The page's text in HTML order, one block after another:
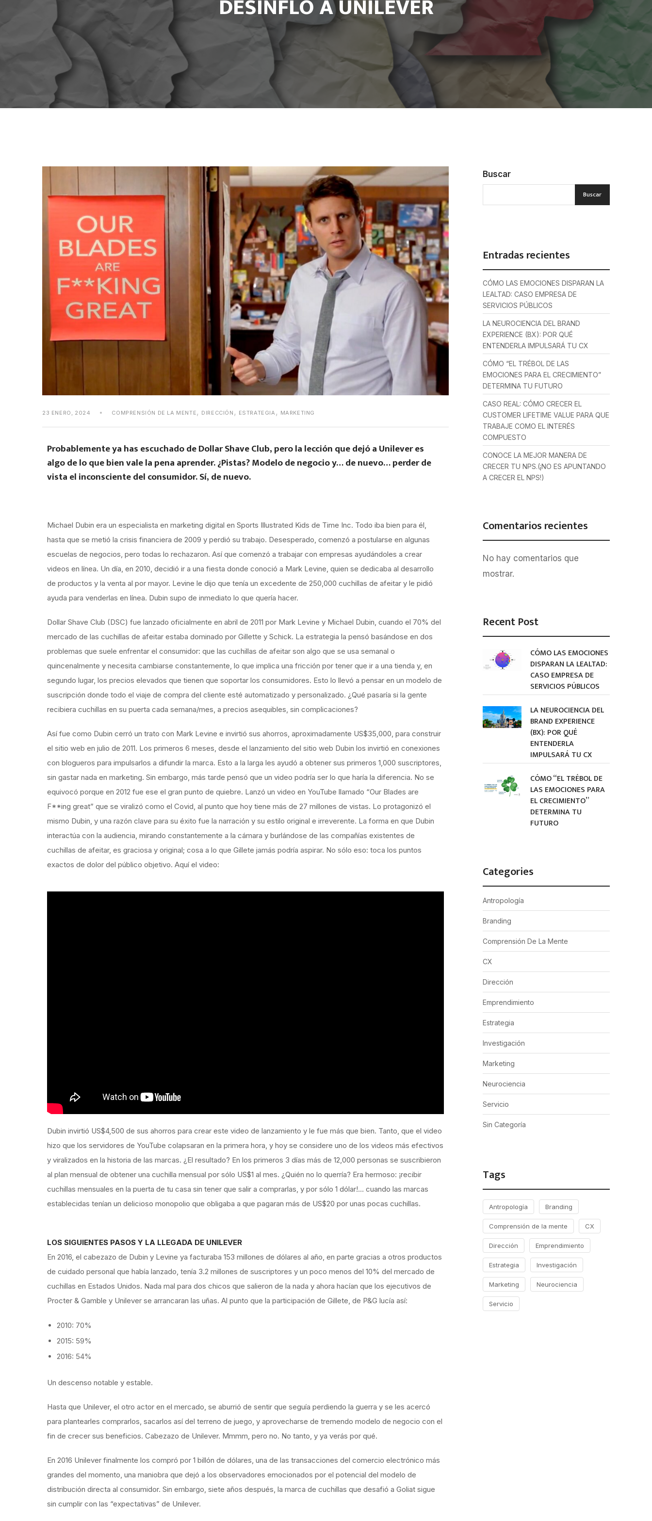
DESINFLÓ A UNILEVER
23 ENERO, 2024 COMPRENSIÓN DE LA MENTE , DIRECCIÓN , ESTRATEGIA , MARKETING
Probablemente ya has escuchado de Dollar Shave Club, pero la lección que dejó a Unilever es
algo de lo que bien vale la pena aprender. ¿Pistas? Modelo de negocio y… de nuevo… perder de
vista el inconsciente del consumidor. Sí, de nuevo.
Michael Dubin era un especialista en marketing digital en Sports Illustrated Kids de Time Inc. Todo iba bien para él,
hasta que se metió la crisis financiera de 2009 y perdió su trabajo. Desesperado, comenzó a postularse en algunas
escuelas de negocios, pero todas lo rechazaron. Así que comenzó a trabajar con empresas ayudándoles a crear
videos en línea. Un día, en 2010, decidió ir a una fiesta donde conoció a Mark Levine, quien se dedicaba al desarrollo
de productos y la venta al por mayor. Levine le dijo que tenía un excedente de 250,000 cuchillas de afeitar y le pidió
ayuda para venderlas en línea. Dubin supo de inmediato lo que quería hacer.
Dollar Shave Club (DSC) fue lanzado oficialmente en abril de 2011 por Mark Levine y Michael Dubin, cuando el 70% del
mercado de las cuchillas de afeitar estaba dominado por Gillette y Schick. La estrategia la pensó basándose en dos
problemas que suele enfrentar el consumidor: que las cuchillas de afeitar son algo que se usa semanal o
quincenalmente y necesita cambiarse constantemente, lo que implica una fricción por tener que ir a una tienda y, en
segundo lugar, los precios elevados que tienen que soportar los consumidores. Esto lo llevó a pensar en un modelo de
suscripción donde todo el viaje de compra del cliente esté automatizado y personalizado. ¿Qué pasaría si la gente
recibiera cuchillas en su puerta cada semana/mes, a precios asequibles, sin complicaciones?
Así fue como Dubin cerró un trato con Mark Levine e invirtió sus ahorros, aproximadamente US$35,000, para construir
el sitio web en julio de 2011. Los primeros 6 meses, desde el lanzamiento del sitio web Dubin los invirtió en conexiones
con blogueros para impulsarlos a difundir la marca. Esto a la larga les ayudó a obtener sus primeros 1,000 suscriptores,
sin gastar nada en marketing. Sin embargo, más tarde pensó que un video podría ser lo que haría la diferencia. No se
equivocó porque en 2012 fue ese el gran punto de quiebre. Lanzó un video en YouTube llamado “Our Blades are
F**ing great” que se viralizó como el Covid, al punto que hoy tiene más de 27 millones de vistas. Lo protagonizó el
mismo Dubin, y una razón clave para su éxito fue la narración y su estilo original e irreverente. La forma en que Dubin
interactúa con la audiencia, mirando constantemente a la cámara y burlándose de las compañías existentes de
cuchillas de afeitar, es graciosa y original; cosa a lo que Gillete jamás podría aspirar. No sólo eso: toca los puntos
exactos de dolor del público objetivo. Aquí el video:
Dubin invirtió US$4,500 de sus ahorros para crear este video de lanzamiento y le fue más que bien. Tanto, que el video
hizo que los servidores de YouTube colapsaran en la primera hora, y hoy se considere uno de los videos más efectivos
y viralizados en la historia de las marcas. ¿El resultado? En los primeros 3 días más de 12,000 personas se suscribieron
al plan mensual de obtener una cuchilla mensual por sólo US$1 al mes. ¿Quién no lo querría? Era hermoso: ¡recibir
cuchillas mensuales en la puerta de tu casa sin tener que salir a comprarlas, y por sólo 1 dólar!… cuando las marcas
establecidas tenían un delicioso monopolio que obligaba a que pagaran más de US$20 por unas pocas cuchillas.
LOS SIGUIENTES PASOS Y LA LLEGADA DE UNILEVER
En 2016, el cabezazo de Dubin y Levine ya facturaba 153 millones de dólares al año, en parte gracias a otros productos
de cuidado personal que había lanzado, tenía 3.2 millones de suscriptores y un poco menos del 10% del mercado de
cuchillas en Estados Unidos. Nada mal para dos chicos que salieron de la nada y ahora hacían que los ejecutivos de
Procter & Gamble y Unilever se arrancaran las uñas. Al punto que la participación de Gillete, de P&G lucía así:
2010: 70%
2015: 59%
2016: 54%
Un descenso notable y estable.
Hasta que Unilever, el otro actor en el mercado, se aburrió de sentir que seguía perdiendo la guerra y se les acercó
para plantearles comprarlos, sacarlos así del terreno de juego, y aprovecharse de tremendo modelo de negocio con el
fin de crecer sus beneficios. Cabezazo de Unilever. Mmmm, pero no. No tanto, y ya verás por qué.
En 2016 Unilever finalmente los compró por 1 billón de dólares, una de las transacciones del comercio electrónico más
grandes del momento, una maniobra que dejó a los observadores emocionados por el potencial del modelo de
distribución directa al consumidor. Sin embargo, siete años después, la marca de cuchillas que desafió a Goliat sigue
sin cumplir con las “expectativas” de Unilever.
Buscar
Buscar
Entradas recientes
CÓMO LAS EMOCIONES DISPARAN LA
LEALTAD: CASO EMPRESA DE
SERVICIOS PÚBLICOS
LA NEUROCIENCIA DEL BRAND
EXPERIENCE (BX): POR QUÉ
ENTENDERLA IMPULSARÁ TU CX
CÓMO “EL TRÉBOL DE LAS
EMOCIONES PARA EL CRECIMIENTO”
DETERMINA TU FUTURO
CASO REAL: CÓMO CRECER EL
CUSTOMER LIFETIME VALUE PARA QUE
TRABAJE COMO EL INTERÉS
COMPUESTO
CONOCE LA MEJOR MANERA DE
CRECER TU NPS.(¡NO ES APUNTANDO
A CRECER EL NPS!)
Comentarios recientes
No hay comentarios que
mostrar.
Recent Post
CÓMO LAS EMOCIONES
DISPARAN LA LEALTAD:
CASO EMPRESA DE
SERVICIOS PÚBLICOS
LA NEUROCIENCIA DEL
BRAND EXPERIENCE
(BX): POR QUÉ
ENTENDERLA
IMPULSARÁ TU CX
CÓMO “EL TRÉBOL DE
LAS EMOCIONES PARA
EL CRECIMIENTO”
DETERMINA TU
FUTURO
Categories
Antropología
Branding
Comprensión De La Mente
CX
Dirección
Emprendimiento
Estrategia
Investigación
Marketing
Neurociencia
Servicio
Sin Categoría
Tags
Antropología Branding
Comprensión de la mente CX
Dirección Emprendimiento
Estrategia Investigación
Marketing Neurociencia
Servicio